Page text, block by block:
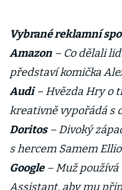
Vybrané reklamní
Amazon – Co dělali
představí komička
Audi– Hvězda Hry o
kreativně vypořádá s
Doritos– Divoký
s hercem Samem
Google– Muž používá
Assistant, aby mu